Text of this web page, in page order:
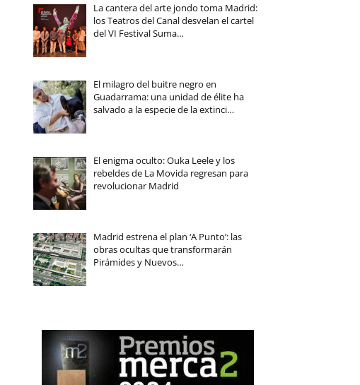
La cantera del arte jondo toma Madrid:
los Teatros del Canal desvelan el cartel
del VI Festival Suma…
El milagro del buitre negro en
Guadarrama: una unidad de élite ha
salvado a la especie de la extinci…
El enigma oculto: Ouka Leele y los
rebeldes de La Movida regresan para
revolucionar Madrid
Madrid estrena el plan ‘A Punto’: las
obras ocultas que transformarán
Pirámides y Nuevos…